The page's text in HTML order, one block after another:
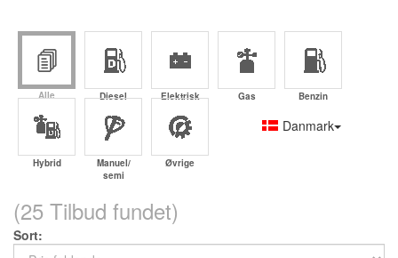
Alle Diesel Elektrisk Gas Benzin
Hybrid
Manuel/
semi
Øvrige
Danmark
(25 Tilbud fundet)
Sort